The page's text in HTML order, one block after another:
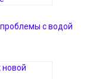
с водой